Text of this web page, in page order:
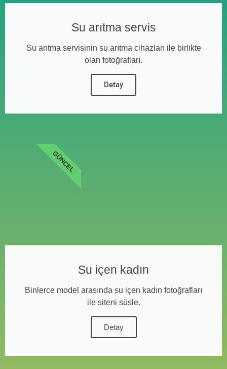
Su arıtma servis
Su arıtma servisinin su arıtma cihazları ile birlikte
olan fotoğrafları.
Detay
Su içen kadın
Binlerce model arasında su içen kadın fotoğrafları
ile siteni süsle.
Detay
GÜNCEL